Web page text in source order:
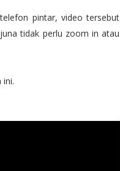
pintar, video tersebut
tidak perlu zoom in atau
ini.